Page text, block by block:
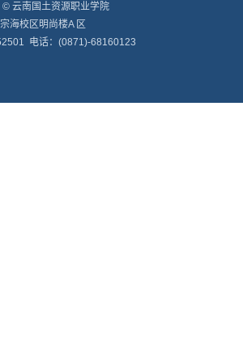
© 云南国土资源职业学院
海校区明尚楼A 区
电话：(0871)-68160123